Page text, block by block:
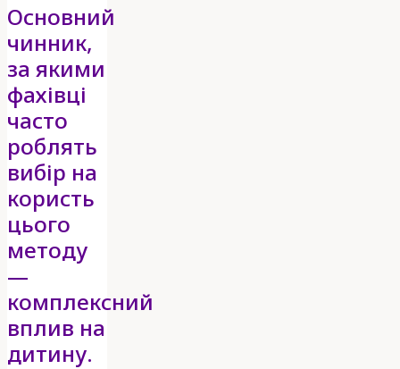
Основний
чинник,
за якими
фахівці
часто
роблять
вибір на
користь
цього
методу
—
комплексний
вплив на
дитину.